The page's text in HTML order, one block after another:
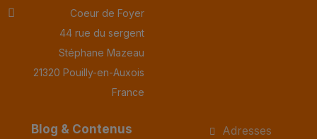
Coeur de Foyer
44 rue du sergent
Stéphane Mazeau
21320 Pouilly-en-Auxois
France
Blog & Contenus
Adresses